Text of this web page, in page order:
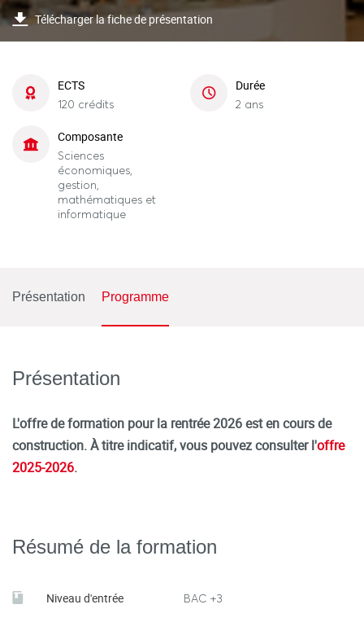
Télécharger la fiche de présentation
ECTS
120 crédits
Durée
2 ans
Composante
Sciences
économiques,
gestion,
mathématiques et
informatique
Présentation Programme
Présentation
L'offre de formation pour la rentrée 2026 est en cours de
construction. À titre indicatif, vous pouvez consulter l'offre
2025-2026.
Résumé de la formation
Niveau d'entrée BAC +3